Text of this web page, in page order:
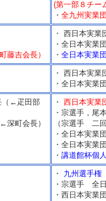
(第一部８チー
・ 全九州実業
藤吉会長）
・ 西日本実
・全日本実業
・ 全日本実
・ 西日本実業
・全日本実業
（←疋田部
深町会長）
・ 西日本実
・宗選手，尾
（宗選手 二
・全日本実業
・全日本実業
・ 講道館杯
・ 九州選手
・宗選手 全
・西日本実業